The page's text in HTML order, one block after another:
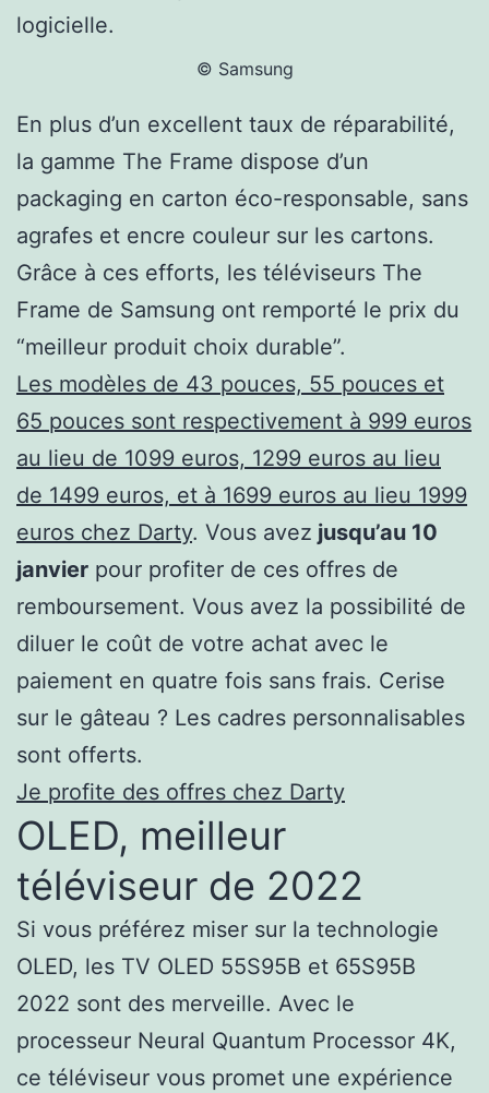
logicielle.
© Samsung
En plus d’un excellent taux de réparabilité,
la gamme The Frame dispose d’un
packaging en carton éco-responsable, sans
agrafes et encre couleur sur les cartons.
Grâce à ces efforts, les téléviseurs The
Frame de Samsung ont remporté le prix du
“meilleur produit choix durable”.
Les modèles de 43 pouces, 55 pouces et
65 pouces sont respectivement à 999 euros
au lieu de 1099 euros, 1299 euros au lieu
de 1499 euros, et à 1699 euros au lieu 1999
euros chez Darty. Vous avez jusqu’au 10
janvier pour profiter de ces offres de
remboursement. Vous avez la possibilité de
diluer le coût de votre achat avec le
paiement en quatre fois sans frais. Cerise
sur le gâteau ? Les cadres personnalisables
sont offerts.
Je profite des offres chez Darty
OLED, meilleur
téléviseur de 2022
Si vous préférez miser sur la technologie
OLED, les TV OLED 55S95B et 65S95B
2022 sont des merveille. Avec le
processeur Neural Quantum Processor 4K,
ce téléviseur vous promet une expérience